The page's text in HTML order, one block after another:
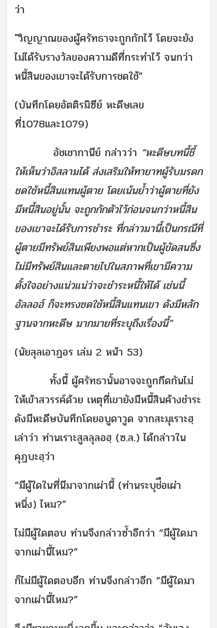
ว่า
"วิญญาณของผู้ศรัทธาจะถูกกักไว้ โดยจะยัง
ไม่ได้รับรางวัลของความดีที่กระทำไว้ จนกว่า
หนี้สินของเขาจะได้รับการชดใช้”
(บันทึกโดยอัตติรมิซีย์ หะดีษเลข
ที่1078และ1079)
อัชเชากานีย์ กล่าวว่า “หะดีษบทนี้ชี้
ให้เห็นว่าอิสลามได้ ส่งเสริมให้ทายาทผู้รับมรดก
ชดใช้หนี้สินแทนผู้ตาย โดยเน้นย้ำว่าผู้ตายที่ยัง
มีหนี้สินอยู่นั้น จะถูกกักตัวไว้ก่อนจนกว่าหนี้สิน
ของเขาจะได้รับการชำระ ที่กล่าวมานี้เป็นกรณีที่
ผู้ตายมีทรัพย์สินเพียงพอแต่หากเป็นผู้ขัดสนซึ่ง
ไม่มีทรัพย์สินและตายไปในสภาพที่เขามีความ
ตั้งใจอย่างแน่วแน่ว่าจะชำระหนี้ให้ได้ เช่นนี้
อัลลอฮ์ ก็จะทรงชดใช้หนี้สินแทนเขา ดังมีหลัก
ฐานจากหะดีษ มากมายที่ระบุถึงเรื่องนี้”
(นัยลุลเอาฏอร เล่ม 2 หน้า 53)
ทั้งนี้ ผู้ศรัทธานั้นอาจจะถูกกีดกันไม่
ให้เข้าสวรรค์ด้วย เหตุที่เขายังมีหนี้สินค้างชำระ
ดังมีหะดีษบันทึกโดยอบูดาวูด จากสะมุเราะฮฺ
เล่าว่า ท่านเราะสูลลุลอฮฺ (ซ.ล.) ได้กล่าวใน
คุฏบะฮฺว่า
“มีผู้ใดในที่นีมาจากเผ่านี้ (ท่านระบุช่ือเผ่า
หนึ่ง) ไหม?”
ไม่มีผู้ใดตอบ ท่านจึงกล่าวซ้ำอีกว่า “มีผู้ใดมา
จากเผ่านี้ไหม?”
ก็ไม่มีผู้ใดตอบอีก ท่านจึงกล่าวอีก “มีผู้ใดมา
จากเผ่านี้ไหม?”